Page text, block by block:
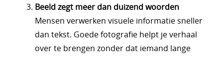
Beeld zegt meer dan duizend woorden
Mensen verwerken visuele informatie sneller
dan tekst. Goede fotografie helpt je verhaal
over te brengen zonder dat iemand lange